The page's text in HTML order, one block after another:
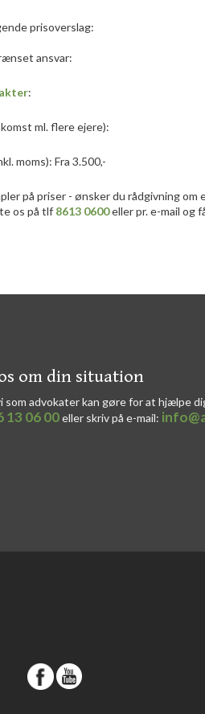
prisoverslag:
ansvar:
:
ml. flere ejere):
moms): Fra 3.500,-
på priser - ønsker du rådgivning om
os på tlf 8613 0600eller pr. e-mail og
om din situation
som advokater kan gøre for at hjælpe
13 06 00eller skriv på e-mail:
​